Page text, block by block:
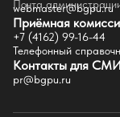
Факультеты
Естественно-
Историко-
Факультет
Факультет
Факультет
Подготовительное
Почта
webmaster@bgpu.ru
Приёмная
+7 (4162) 99-16-44
Телефонный
Контакты для
pr@bgpu.ru